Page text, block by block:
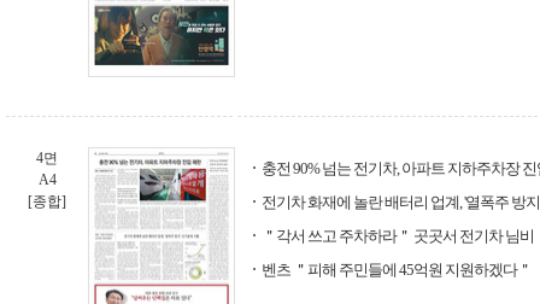
4면
A4
[종합]
충전 90% 넘는 전기차, 아파트 지하주차장
전기차 화재에 놀란 배터리 업계, '열폭주 방
＂각서 쓰고 주차하라＂ 곳곳서 전기차 님비
벤츠 ＂피해 주민들에 45억원 지원하겠다＂